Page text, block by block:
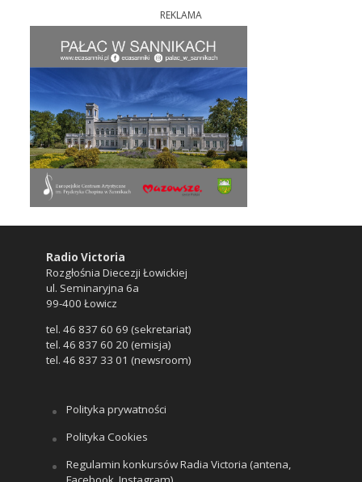
REKLAMA
Radio Victoria
Rozgłośnia Diecezji Łowickiej
ul. Seminaryjna 6a
99-400 Łowicz
tel. 46 837 60 69 (sekretariat)
tel. 46 837 60 20 (emisja)
tel. 46 837 33 01 (newsroom)
Polityka prywatności
Polityka Cookies
Regulamin konkursów Radia Victoria (antena,